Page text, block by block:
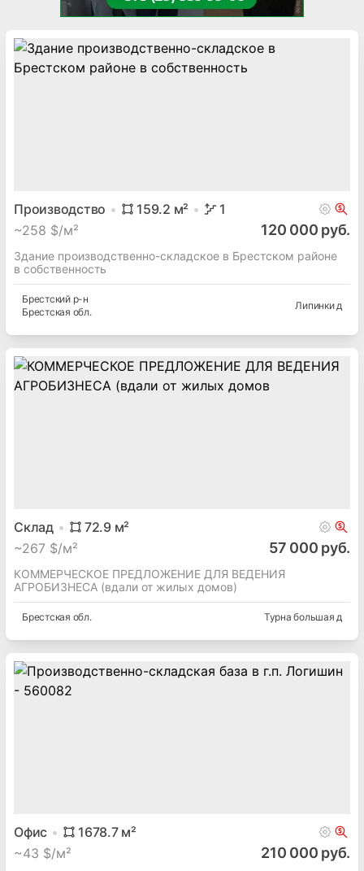
Производство 159.2 м²
1
~258 $/м² 120 000 руб.
Здание производственно-складское в Брестском районе
в собственность
Брестский р-н
Брестская обл.
Липинки д
Склад 72.9м²
~267 $/м² 57 000 руб.
КОММЕРЧЕСКОЕ ПРЕДЛОЖЕНИЕ ДЛЯ ВЕДЕНИЯ
АГРОБИЗНЕСА (вдали от жилых домов)
Брестская обл. Турна большая д
Офис 1678.7м²
~43 $/м² 210 000 руб.